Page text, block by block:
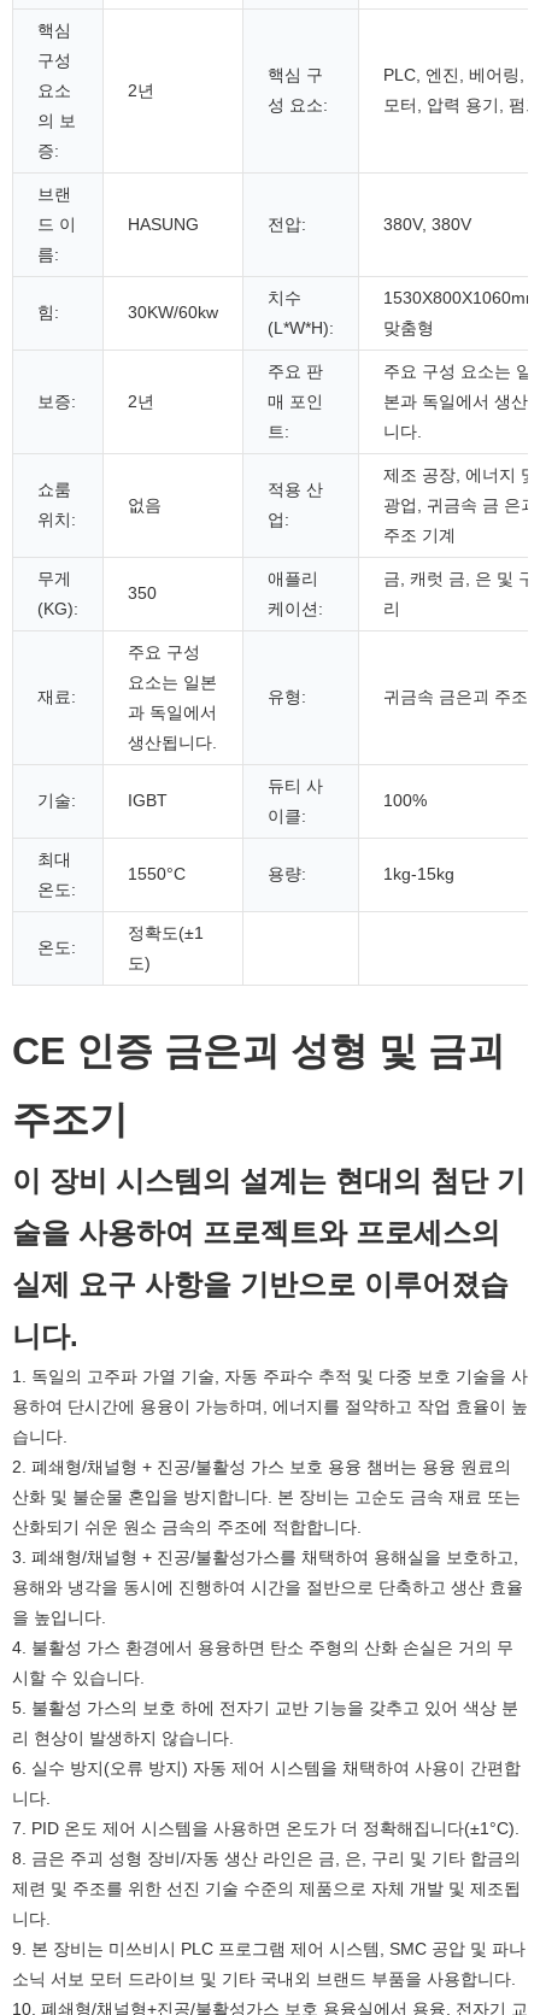
핵심
구성
요소
의 보
증:
2년
핵심 구
성 요소:
PLC, 엔진, 베어링,
모터, 압력 용기, 펌
브랜
드 이
름:
HASUNG 전압: 380V, 380V
힘: 30KW/60kw
치수
(L*W*H):
맞춤형
보증: 2년
주요 판
매 포인
트:
주요 구성 요소는 일
본과 독일에서 생산
니다.
쇼룸
위치:
없음
적용 산
업:
제조 공장, 에너지 및
광업, 귀금속 금 은괴
주조 기계
무게
(KG):
350
애플리
케이션:
금, 캐럿 금, 은 및 구
리
재료:
주요 구성
요소는 일본
과 독일에서
생산됩니다.
유형: 귀금속 금은괴 주조
기술: IGBT
듀티 사
이클:
100%
최대
온도:
1550°C 용량: 1kg-15kg
온도:
정확도(±1
도)
CE 인증 금은괴 성형 및 금괴
주조기
이 장비 시스템의 설계는 현대의 첨단 기
술을 사용하여 프로젝트와 프로세스의
실제 요구 사항을 기반으로 이루어졌습
니다.
1. 독일의 고주파 가열 기술, 자동 주파수 추적 및 다중 보호 기술을 사
용하여 단시간에 용융이 가능하며, 에너지를 절약하고 작업 효율이 높
습니다.
2. 폐쇄형/채널형 + 진공/불활성 가스 보호 용융 챔버는 용융 원료의
산화 및 불순물 혼입을 방지합니다. 본 장비는 고순도 금속 재료 또는
산화되기 쉬운 원소 금속의 주조에 적합합니다.
3. 폐쇄형/채널형 + 진공/불활성가스를 채택하여 용해실을 보호하고,
용해와 냉각을 동시에 진행하여 시간을 절반으로 단축하고 생산 효율
을 높입니다.
4. 불활성 가스 환경에서 용융하면 탄소 주형의 산화 손실은 거의 무
시할 수 있습니다.
5. 불활성 가스의 보호 하에 전자기 교반 기능을 갖추고 있어 색상 분
리 현상이 발생하지 않습니다.
6. 실수 방지(오류 방지) 자동 제어 시스템을 채택하여 사용이 간편합
니다.
7. PID 온도 제어 시스템을 사용하면 온도가 더 정확해집니다(±1°C).
8. 금은 주괴 성형 장비/자동 생산 라인은 금, 은, 구리 및 기타 합금의
제련 및 주조를 위한 선진 기술 수준의 제품으로 자체 개발 및 제조됩
니다.
9. 본 장비는 미쓰비시 PLC 프로그램 제어 시스템, SMC 공압 및 파나
소닉 서보 모터 드라이브 및 기타 국내외 브랜드 부품을 사용합니다.
10. 폐쇄형/채널형+진공/불활성가스 보호 용융실에서 용융, 전자기 교